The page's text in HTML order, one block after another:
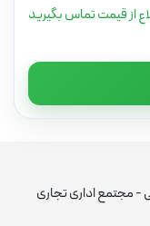
از قیمت تماس بگیرید
مجتمع اداری تجاری